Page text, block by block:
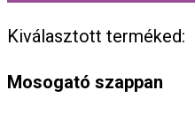
Kiválasztott terméked:
Mosogató szappan